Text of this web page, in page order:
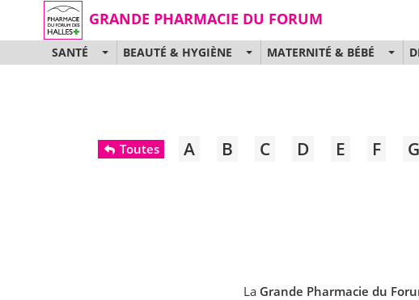
GRANDE PHARMACIE DU FORUM
SANTÉ BEAUTÉ & HYGIÈNE MATERNITÉ & BÉBÉ
Toutes A B C D E F G
La Grande Pharmacie du